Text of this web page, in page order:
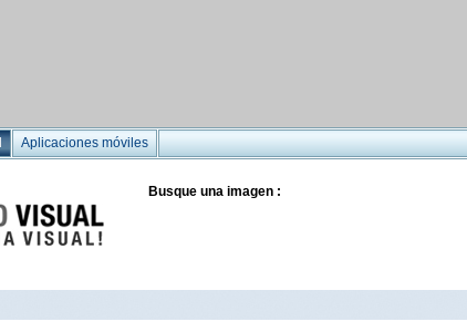
Aplicaciones móviles
Busque una imagen :